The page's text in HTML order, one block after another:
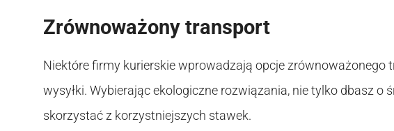
Zrównoważony transport
Niektóre firmy kurierskie wprowadzają opcje zrównoważonego
wysyłki. Wybierając ekologiczne rozwiązania, nie tylko dbasz o
skorzystać z korzystniejszych stawek.